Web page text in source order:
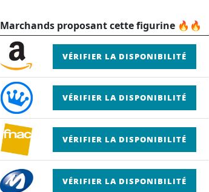
Marchands proposant cette figurine 🔥🔥
VÉRIFIER LA DISPONIBILITÉ
VÉRIFIER LA DISPONIBILITÉ
VÉRIFIER LA DISPONIBILITÉ
VÉRIFIER LA DISPONIBILITÉ